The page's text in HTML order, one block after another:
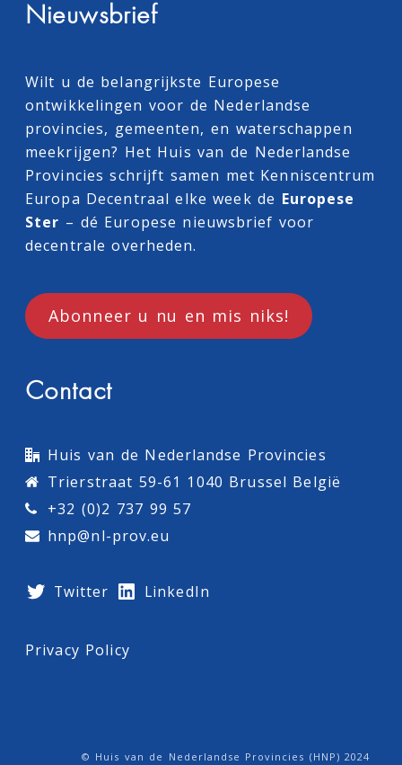
Nieuwsbrief
Wilt u de belangrijkste Europese
ontwikkelingen voor de Nederlandse
provincies, gemeenten, en waterschappen
meekrijgen? Het Huis van de Nederlandse
Provincies schrijft samen met Kenniscentrum
Europa Decentraal elke week de Europese
Ster – dé Europese nieuwsbrief voor
decentrale overheden.
Abonneer u nu en mis niks!
Contact
Huis van de Nederlandse Provincies
Trierstraat 59-61 1040 Brussel België
+32 (0)2 737 99 57
hnp@nl-prov.eu
Twitter LinkedIn
Privacy Policy
© Huis van de Nederlandse Provincies (HNP) 2024